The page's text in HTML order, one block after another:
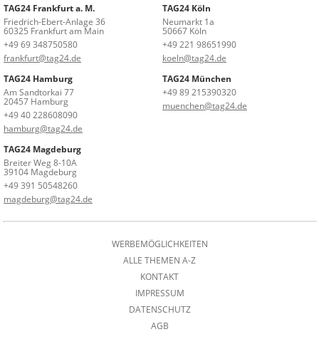
TAG24 Frankfurt a. M.
Friedrich-Ebert-Anlage 36
60325 Frankfurt am Main
+49 69 348750580
frankfurt@tag24.de
TAG24 Köln
Neumarkt 1a
50667 Köln
+49 221 98651990
koeln@tag24.de
TAG24 Hamburg
Am Sandtorkai 77
20457 Hamburg
+49 40 228608090
hamburg@tag24.de
TAG24 München
+49 89 215390320
muenchen@tag24.de
TAG24 Magdeburg
Breiter Weg 8-10A
39104 Magdeburg
+49 391 50548260
magdeburg@tag24.de
WERBEMÖGLICHKEITEN
ALLE THEMEN A-Z
KONTAKT
IMPRESSUM
DATENSCHUTZ
AGB